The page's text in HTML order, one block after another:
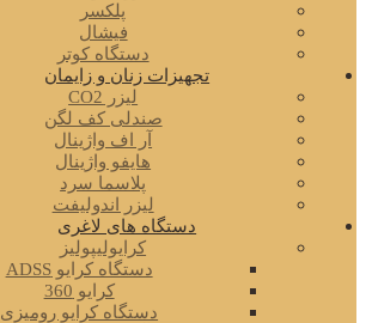
پلکسر
فیشال
دستگاه کوتر
تجهیزات زنان و زایمان
لیزر CO2
صندلی کف لگن
آر اف واژینال
هایفو واژینال
پلاسما سرد
لیزر اندولیفت
دستگاه های لاغری
کرایولیپولیز
دستگاه کرایو ADSS
کرایو 360
دستگاه کرایو رومیزی